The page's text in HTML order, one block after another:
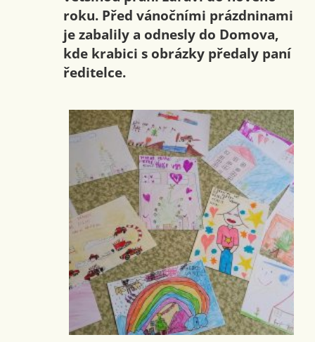
roku. Před vánočními prázdninami
je zabalily a odnesly do Domova,
kde krabici s obrázky předaly paní
ředitelce.